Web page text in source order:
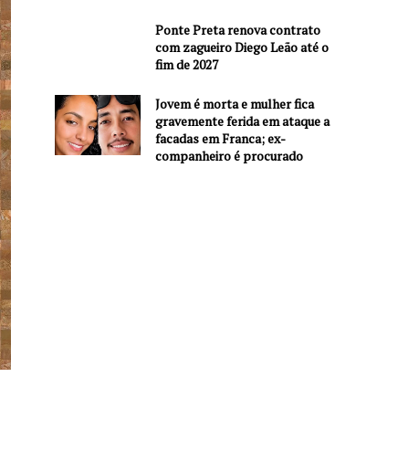
Ponte Preta renova contrato
com zagueiro Diego Leão até o
fim de 2027
Jovem é morta e mulher fica
gravemente ferida em ataque a
facadas em Franca; ex-
companheiro é procurado